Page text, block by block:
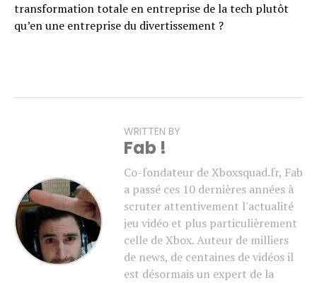
transformation totale en entreprise de la tech plutôt
qu’en une entreprise du divertissement ?
WRITTEN BY
Fab !
Co-fondateur de Xboxsquad.fr, Fab
a passé ces 10 dernières années à
scruter attentivement l'actualité
jeu vidéo et plus particulièrement
celle de Xbox. Auteur de milliers
de news, de centaines de vidéos il
est désormais un expert de la